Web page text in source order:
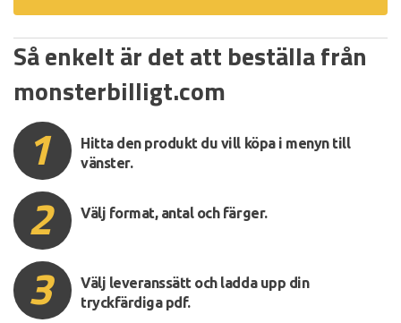
Så enkelt är det att beställa från
monsterbilligt.com
1
Hitta den produkt du vill köpa i menyn till
vänster.
2 Välj format, antal och färger.
3
Välj leveranssätt och ladda upp din
tryckfärdiga pdf.